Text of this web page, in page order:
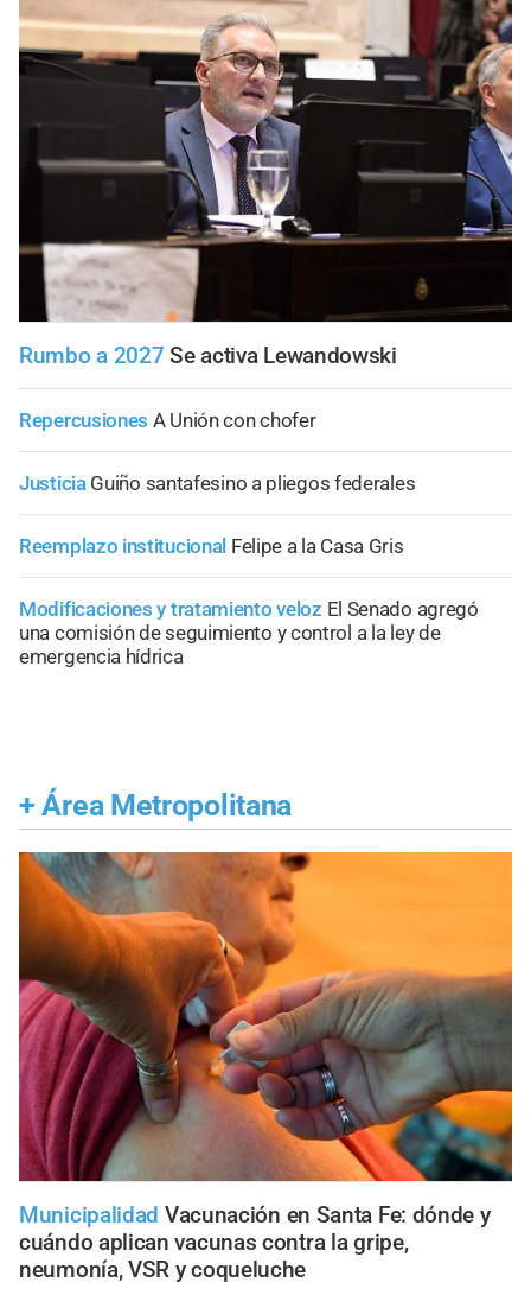
Rumbo a 2027 Se activa Lewandowski
Repercusiones A Unión con chofer
Justicia Guiño santafesino a pliegos federales
Reemplazo institucional Felipe a la Casa Gris
Modificaciones y tratamiento veloz El Senado agregó
una comisión de seguimiento y control a la ley de
emergencia hídrica
+ Área Metropolitana
Municipalidad Vacunación en Santa Fe: dónde y
cuándo aplican vacunas contra la gripe,
neumonía, VSR y coqueluche